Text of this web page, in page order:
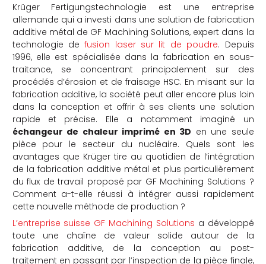
Krüger Fertigungstechnologie est une entreprise
allemande qui a investi dans une solution de fabrication
additive métal de GF Machining Solutions, expert dans la
technologie defusion laser sur lit de poudre. Depuis
1996, elle est spécialisée dans la fabrication en sous-
traitance, se concentrant principalement sur des
procédés d’érosion et de fraisage HSC. En misant sur la
fabrication additive, la société peut aller encore plus loin
dans la conception et offrir à ses clients une solution
rapide et précise. Elle a notamment imaginé un
échangeur de chaleur imprimé en 3D en une seule
pièce pour le secteur du nucléaire. Quels sont les
avantages que Krüger tire au quotidien de l’intégration
de la fabrication additive métal et plus particulièrement
du flux de travail proposé par GF Machining Solutions ?
Comment a-t-elle réussi à intégrer aussi rapidement
cette nouvelle méthode de production ?
L’entreprise suisse GF Machining Solutions a développé
toute une chaîne de valeur solide autour de la
fabrication additive, de la conception au post-
traitement en passant par l’inspection de la pièce finale,